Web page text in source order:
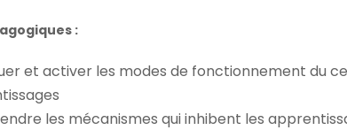
:
et activer les modes de fonctionnement du
les mécanismes qui inhibent les